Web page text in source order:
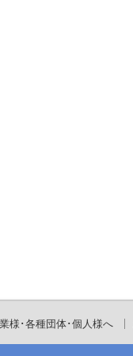
様･各種団体･個人様へ